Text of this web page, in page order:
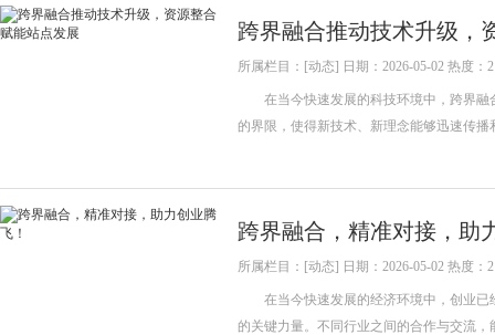
跨界融合推动技术升级，
所属栏目：[动态] 日期：2026-05-02 热度：2
在当今快速发展的科技环境中，跨界融
的界限，使得新技术、新理念能够迅速传
跨界融合，精准对接，助
所属栏目：[动态] 日期：2026-05-02 热度：2
在当今快速发展的经济环境中，创业已
的关键力量。不同行业之间的合作与交流